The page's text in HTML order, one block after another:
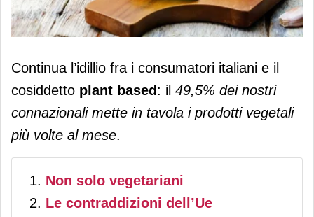
Il plant based piace a mezza Italia: in
Continua l’idillio fra i consumatori italiani e il
cosiddetto plant based: il 49,5% dei nostri
connazionali mette in tavola i prodotti vegetali
più volte al mese.
Non solo vegetariani
Le contraddizioni dell’Ue